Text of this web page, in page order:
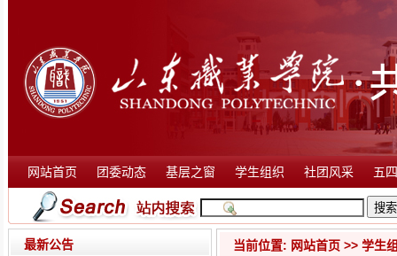
网站首页 团委动态 基层之窗 学生组织 社团风采 五
最新公告 当前位置: 网站首页 >> 学生